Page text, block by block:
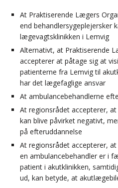
At Praktiserende Lægers
end behandlersygeplejersker
lægevagtsklinikken i Lemvig
Alternativt, at Praktiserende
accepterer at påtage sig at
patienterne fra Lemvig til
har det lægefaglige ansvar
At ambulancebehandlerne
At regionsrådet accepterer,
kan blive påvirket negativt,
på efteruddannelse
At regionsrådet accepterer,
en ambulancebehandler er i
patient i akutklinikken,
ud, kan betyde, at